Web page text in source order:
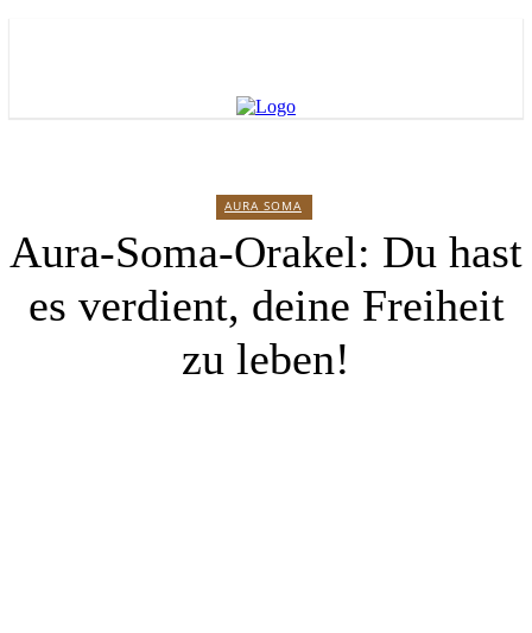
AURA SOMA
Aura-Soma-Orakel: Du hast
es verdient, deine Freiheit
zu leben!